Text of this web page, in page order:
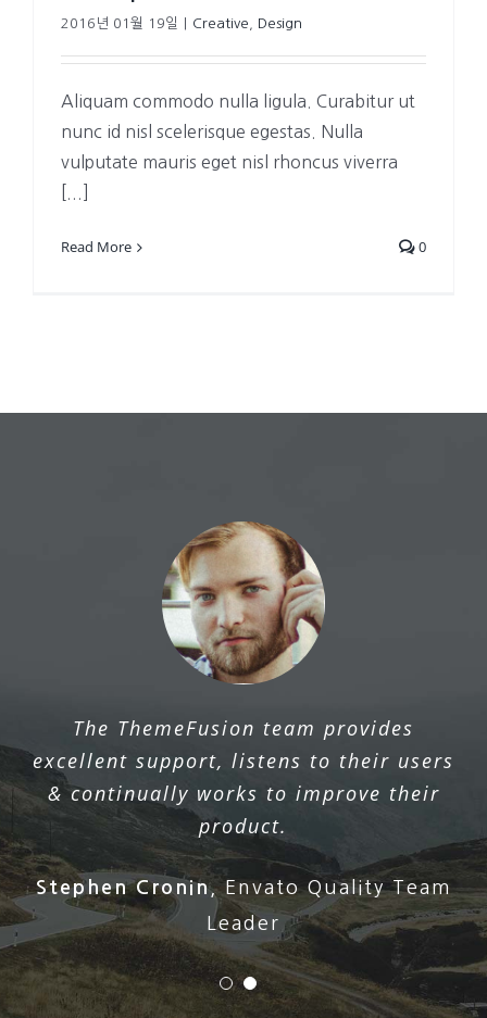
2016년 01월 19일 Creative Design
Aliquam commodo nulla ligula. Curabitur ut
nunc id nisl scelerisque egestas. Nulla
vulputate mauris eget nisl rhoncus viverra
Read More 0
The ThemeFusion team provides
excellent support, listens to their users
& continually works to improve their
product.
Stephen Cronin,Envato Quality Team
Leader